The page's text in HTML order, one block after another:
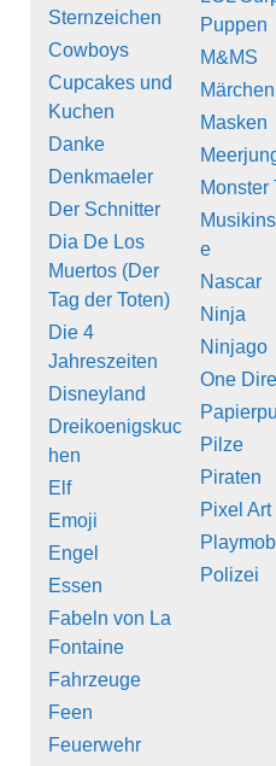
Sternzeichen
Cowboys
Cupcakes und
Kuchen
Danke
Denkmaeler
Der Schnitter
Dia De Los
Muertos (Der
Tag der Toten)
Die 4
Jahreszeiten
Disneyland
Dreikoenigskuc
hen
Elf
Emoji
Engel
Essen
Fabeln von La
Fontaine
Fahrzeuge
Feen
Feuerwehr
Puppen
M&MS
Märchen
Masken
Monster
e
Nascar
Ninja
Ninjago
One
Pilze
Piraten
Pixel Art
Polizei